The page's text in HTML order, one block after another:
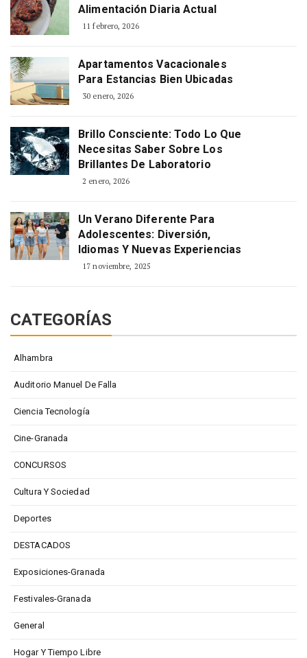
Alimentación Diaria Actual
11 febrero, 2026
Apartamentos Vacacionales
Para Estancias Bien Ubicadas
30 enero, 2026
Brillo Consciente: Todo Lo Que
Necesitas Saber Sobre Los
Brillantes De Laboratorio
2 enero, 2026
Un Verano Diferente Para
Adolescentes: Diversión,
Idiomas Y Nuevas Experiencias
17 noviembre, 2025
CATEGORÍAS
Alhambra
Auditorio Manuel De Falla
Ciencia Tecnología
Cine-Granada
CONCURSOS
Cultura Y Sociedad
Deportes
DESTACADOS
Exposiciones-Granada
Festivales-Granada
General
Hogar Y Tiempo Libre